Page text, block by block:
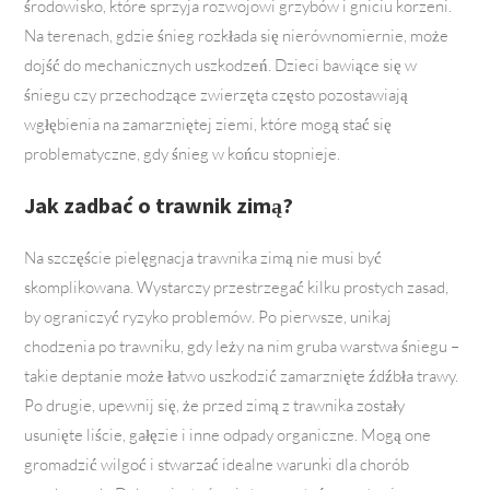
środowisko, które sprzyja rozwojowi grzybów i gniciu korzeni.
Na terenach, gdzie śnieg rozkłada się nierównomiernie, może
dojść do mechanicznych uszkodzeń. Dzieci bawiące się w
śniegu czy przechodzące zwierzęta często pozostawiają
wgłębienia na zamarzniętej ziemi, które mogą stać się
problematyczne, gdy śnieg w końcu stopnieje.
Jak zadbać o trawnik zimą?
Na szczęście pielęgnacja trawnika zimą nie musi być
skomplikowana. Wystarczy przestrzegać kilku prostych zasad,
by ograniczyć ryzyko problemów. Po pierwsze, unikaj
chodzenia po trawniku, gdy leży na nim gruba warstwa śniegu –
takie deptanie może łatwo uszkodzić zamarznięte źdźbła trawy.
Po drugie, upewnij się, że przed zimą z trawnika zostały
usunięte liście, gałęzie i inne odpady organiczne. Mogą one
gromadzić wilgoć i stwarzać idealne warunki dla chorób